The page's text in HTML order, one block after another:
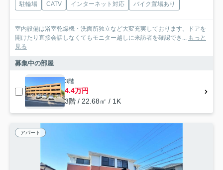
駐輪場 CATV インターネット対応 バイク置場あり
室内設備は浴室乾燥機・洗面所独立など大変充実しております。ドアを
開けたり直接会話しなくてもモニター越しに来訪者を確認でき... もっと
見る
募集中の部屋
3階
4.4万円
3階 / 22.68㎡ / 1K
アパート